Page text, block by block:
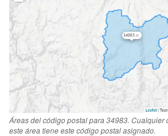
Áreas del código postal para 34983.
este área tiene este código postal asignado.